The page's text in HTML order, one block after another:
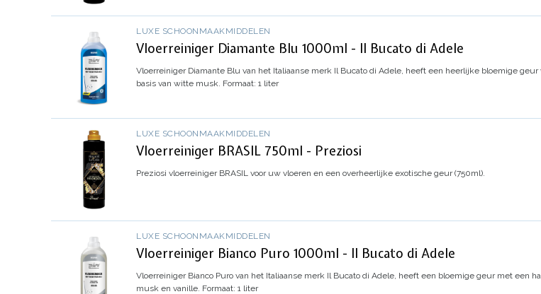
LUXE SCHOONMAAKMIDDELEN
Vloerreiniger Diamante Blu 1000ml - Il Bucato di Adele
Vloerreiniger Diamante Blu van het Italiaanse merk Il Bucato di Adele, heeft een heerlijke bloemige geur
basis van witte musk. Formaat: 1 liter
LUXE SCHOONMAAKMIDDELEN
Vloerreiniger BRASIL 750ml - Preziosi
Preziosi vloerreiniger BRASIL voor uw vloeren en een overheerlijke exotische geur (750ml).
LUXE SCHOONMAAKMIDDELEN
Vloerreiniger Bianco Puro 1000ml - Il Bucato di Adele
Vloerreiniger Bianco Puro van het Italiaanse merk Il Bucato di Adele, heeft een bloemige geur met een
musk en vanille. Formaat: 1 liter